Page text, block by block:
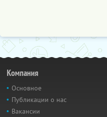
Компания
Основное
Публикации о нас
Вакансии